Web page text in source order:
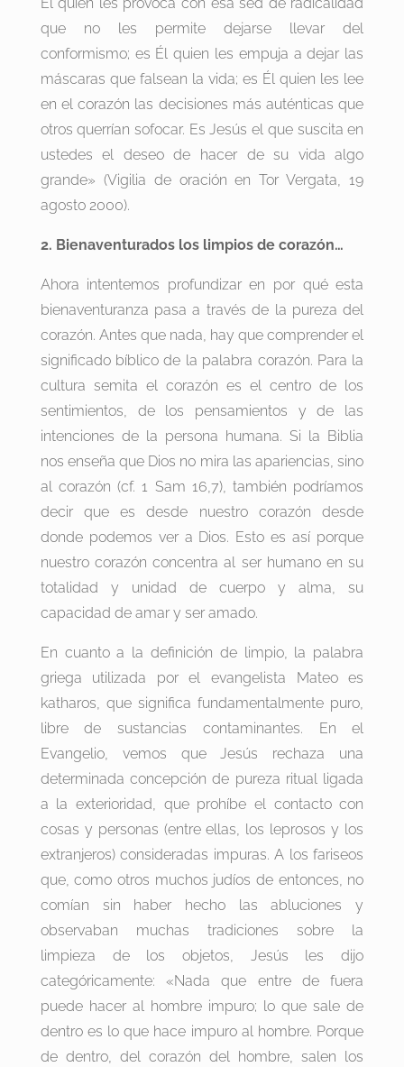
que no les permite dejarse llevar del
conformismo; es Él quien les empuja a dejar las
máscaras que falsean la vida; es Él quien les lee
en el corazón las decisiones más auténticas que
otros querrían sofocar. Es Jesús el que suscita en
ustedes el deseo de hacer de su vida algo
grande» (Vigilia de oración en Tor Vergata, 19
agosto 2000).
2. Bienaventurados los limpios de corazón…
Ahora intentemos profundizar en por qué esta
bienaventuranza pasa a través de la pureza del
corazón. Antes que nada, hay que comprender el
significado bíblico de la palabra corazón. Para la
cultura semita el corazón es el centro de los
sentimientos, de los pensamientos y de las
intenciones de la persona humana. Si la Biblia
nos enseña que Dios no mira las apariencias, sino
al corazón (cf. 1 Sam 16,7), también podríamos
decir que es desde nuestro corazón desde
donde podemos ver a Dios. Esto es así porque
nuestro corazón concentra al ser humano en su
totalidad y unidad de cuerpo y alma, su
capacidad de amar y ser amado.
En cuanto a la definición de limpio, la palabra
griega utilizada por el evangelista Mateo es
katharos, que significa fundamentalmente puro,
libre de sustancias contaminantes. En el
Evangelio, vemos que Jesús rechaza una
determinada concepción de pureza ritual ligada
a la exterioridad, que prohíbe el contacto con
cosas y personas (entre ellas, los leprosos y los
extranjeros) consideradas impuras. A los fariseos
que, como otros muchos judíos de entonces, no
comían sin haber hecho las abluciones y
observaban muchas tradiciones sobre la
limpieza de los objetos, Jesús les dijo
categóricamente: «Nada que entre de fuera
puede hacer al hombre impuro; lo que sale de
dentro es lo que hace impuro al hombre. Porque
de dentro, del corazón del hombre, salen los